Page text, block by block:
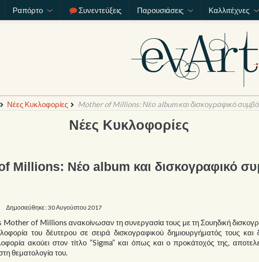
Ραπόρτο Συνεντεύξεις Παρουσιάσεις Καλλιτέχνες
Νέες Κυκλοφορίες Mother of Millions: Νέο album και δισκογραφικό
Νέες Κυκλοφορίες
Millions: Νέο album και δισκογραφικό
Δημοσιεύθηκε : 30 Αυγούστου 2017
Mother of Millions ανακοίνωσαν τη συνεργασία τους με τη Σουηδική
του δέυτερου σε σειρά δισκογραφικού δημιουργήματός τους και
ακούει στον τίτλο “Sigma” και όπως και ο προκάτοχός της,
θεματολογία του.